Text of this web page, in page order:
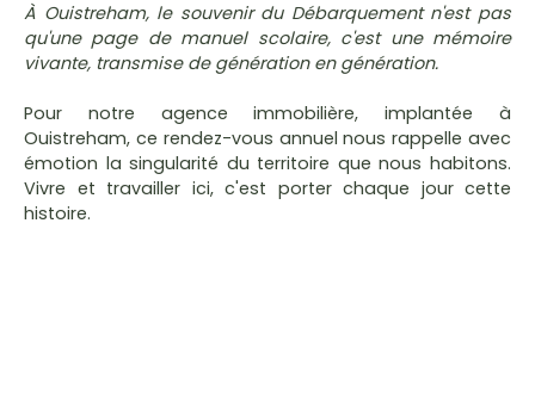
À Ouistreham, le souvenir du Débarquement n'est pas
qu'une page de manuel scolaire, c'est une mémoire
vivante, transmise de génération en génération.
Pour notre agence immobilière, implantée à
Ouistreham, ce rendez-vous annuel nous rappelle avec
émotion la singularité du territoire que nous habitons.
Vivre et travailler ici, c'est porter chaque jour cette
histoire.